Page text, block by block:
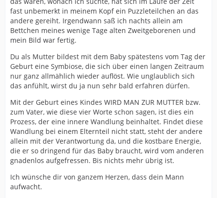
fast unbemerkt in meinem Kopf ein Puzzleteilchen an das
andere gereiht. Irgendwann saß ich nachts allein am
Bettchen meines wenige Tage alten Zweitgeborenen und
mein Bild war fertig.
Du als Mutter bildest mit dem Baby spätestens vom Tag der
Geburt eine Symbiose, die sich über einen langen Zeitraum
nur ganz allmählich wieder auflöst. Wie unglaublich sich
das anfühlt, wirst du ja nun sehr bald erfahren dürfen.
Mit der Geburt eines Kindes WIRD MAN ZUR MUTTER bzw.
zum Vater, wie diese vier Worte schon sagen, ist dies ein
Prozess, der eine innere Wandlung beinhaltet. Findet diese
Wandlung bei einem Elternteil nicht statt, steht der andere
allein mit der Verantwortung da, und die kostbare Energie,
die er so dringend für das Baby braucht, wird vom anderen
gnadenlos aufgefressen. Bis nichts mehr übrig ist.
Ich wünsche dir von ganzem Herzen, dass dein Mann
aufwacht.